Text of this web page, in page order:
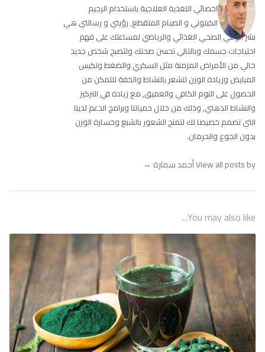
اخصائي التغذية العلاجية باستخدام الرجيم
الكيتوني و الصيام المتقطع, رؤيتي و رسالتي هي
نشر الوعي الصحي الغذائي والرياضي لمساعتك على فهم
احتياجات جسمك وبالتالي تحسن صحتك ولتصبح شخص جديد
خالي من الأمراض المزمنة مثل السكري والضغط وتكيس
المبايض وزيادة الوزن لتشعر بالنشاط والخفة للتمكن من
الحصول على النوم الكافي والعميق, مع زيادة في التركيز
والنشاط الذهني, وذلك من خلال حمياتنا وبرامج الدعم لدينا
التي تصمم خصيصا لك لتمنح الشعور بالشبع وخسارة الوزن
بدون الجوع والحرمان.
View all posts by أحمد سمارة →
You may also like...